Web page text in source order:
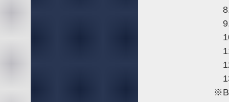
8.
9.